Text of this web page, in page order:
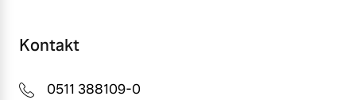
Kontakt
0511 388109-0